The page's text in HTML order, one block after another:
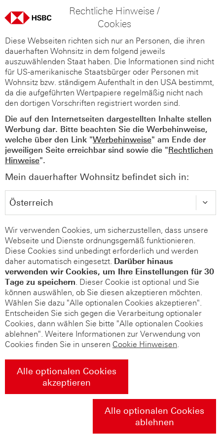
Rechtliche Hinweise /
Cookies
Diese Webseiten richten sich nur an Personen, die ihren
dauerhaften Wohnsitz in dem folgend jeweils
auszuwählenden Staat haben. Die Informationen sind nicht
für US-amerikanische Staatsbürger oder Personen mit
Wohnsitz bzw. ständigem Aufenthalt in den USA bestimmt,
da die aufgeführten Wertpapiere regelmäßig nicht nach
den dortigen Vorschriften registriert worden sind.
Die auf den Internetseiten dargestellten Inhalte stellen
Werbung dar. Bitte beachten Sie die Werbehinweise,
welche über den Link "Werbehinweise" am Ende der
jeweiligen Seite erreichbar sind sowie die "Rechtlichen
Hinweise".
Mein dauerhafter Wohnsitz befindet sich in:
Wir verwenden Cookies, um sicherzustellen, dass unsere
Webseite und Dienste ordnungsgemäß funktionieren.
Diese Cookies sind unbedingt erforderlich und werden
daher automatisch eingesetzt. Darüber hinaus
verwenden wir Cookies, um Ihre Einstellungen für 30
Tage zu speichern. Dieser Cookie ist optional und Sie
können auswählen, ob Sie diesen akzeptieren möchten.
Wählen Sie dazu "Alle optionalen Cookies akzeptieren".
Entscheiden Sie sich gegen die Verarbeitung optionaler
Cookies, dann wählen Sie bitte "Alle optionalen Cookies
ablehnen". Weitere Informationen zur Verwendung von
Cookies finden Sie in unseren Cookie Hinweisen.
Alle optionalen Cookies
akzeptieren
Alle optionalen Cookies
ablehnen